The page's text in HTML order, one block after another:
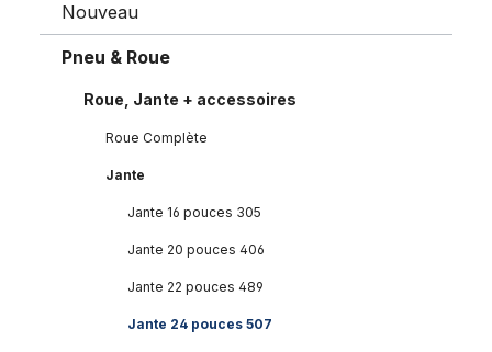
Nouveau
Pneu & Roue
Roue, Jante + accessoires
Roue Complète
Jante
Jante 16 pouces 305
Jante 20 pouces 406
Jante 22 pouces 489
Jante 24 pouces 507